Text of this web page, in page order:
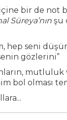
bir de not
Süreya’nın şu
hep seni
gözlerini”
bol olması